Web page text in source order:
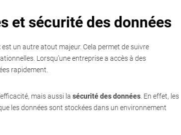
et sécurité des données
est un autre atout majeur. Cela permet de suivre
Lorsqu’une entreprise a accès à des
rapidement.
mais aussi la sécurité des données . En effet, les
les données sont stockées dans un environnement